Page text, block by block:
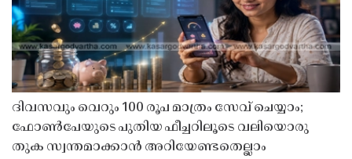
ദിവസവും വെറും 100 രൂപ മാത്രം സേവ് ചെയ്യാം;
ഫോൺപേയുടെ പുതിയ ഫീച്ചറിലൂടെ വലിയൊരു
തുക സ്വന്തമാക്കാൻ അറിയേണ്ടതെല്ലാം